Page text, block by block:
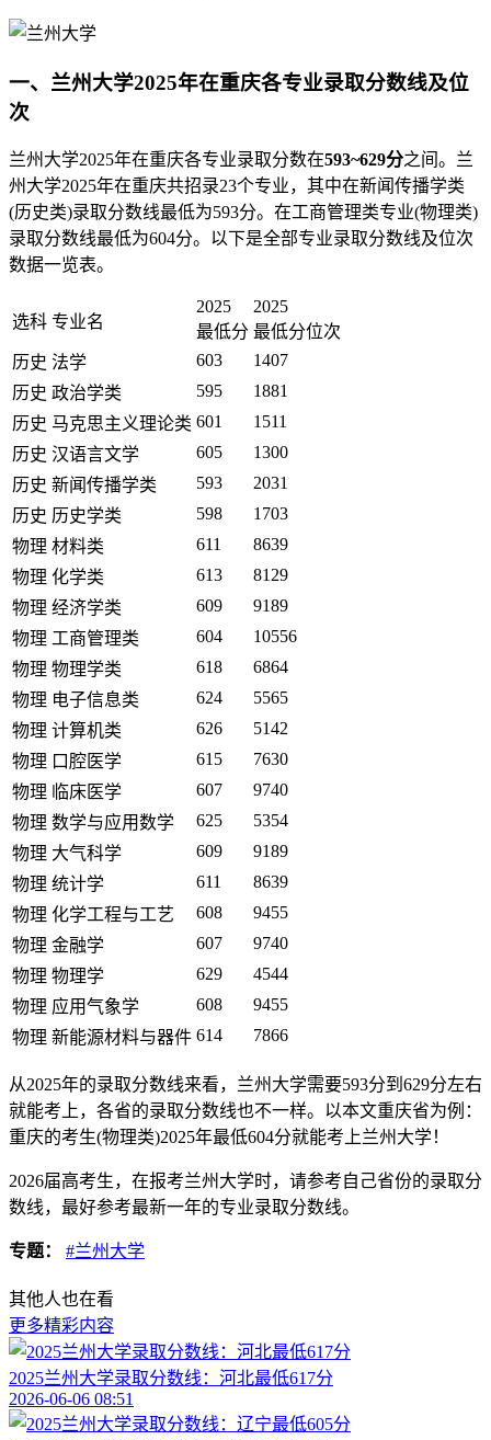
一、兰州大学2025年在重庆各专业录取分数线及位
次
兰州大学2025年在重庆各专业录取分数在593~629分之间。兰
州大学2025年在重庆共招录23个专业，其中在新闻传播学类
(历史类)录取分数线最低为593分。在工商管理类专业(物理类)
录取分数线最低为604分。以下是全部专业录取分数线及位次
数据一览表。
选科 专业名
2025
最低分
2025
最低分位次
历史 法学 603
1407
历史 政治学类 595
1881
历史 马克思主义理论类 601
1511
历史 汉语言文学 605
1300
历史 新闻传播学类 593
2031
历史 历史学类 598
1703
物理 材料类 611
8639
物理 化学类 613
8129
物理 经济学类 609
9189
物理 工商管理类 604
10556
物理 物理学类 618
6864
物理 电子信息类 624
5565
物理 计算机类 626
5142
物理 口腔医学 615
7630
物理 临床医学 607
9740
物理 数学与应用数学 625
5354
物理 大气科学 609
9189
物理 统计学 611
8639
物理 化学工程与工艺 608
9455
物理 金融学 607
9740
物理 物理学 629
4544
物理 应用气象学 608
9455
物理 新能源材料与器件 614 7866
从2025年的录取分数线来看，兰州大学需要593分到629分左右
就能考上，各省的录取分数线也不一样。以本文重庆省为例：
重庆的考生(物理类)2025年最低604分就能考上兰州大学！
2026届高考生，在报考兰州大学时，请参考自己省份的录取分
数线，最好参考最新一年的专业录取分数线。
专题： #兰州大学
其他人也在看
更多精彩内容
2025兰州大学录取分数线：河北最低617分
2026-06-06 08:51